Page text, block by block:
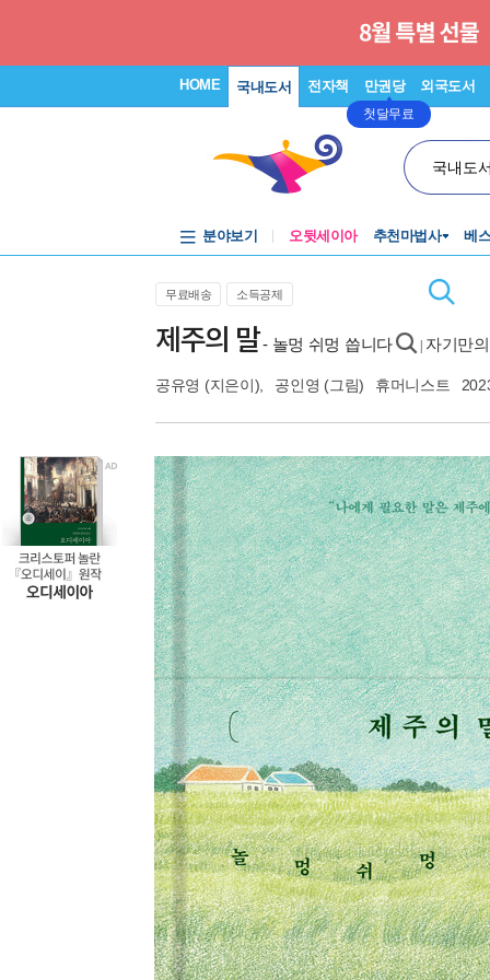
HOME 국내도서 전자책 만권당
첫달무료
외국도서
국내도
분야보기 오뒷세이아 추천마법사 베
무료배송 소득공제
제주의 말- 놀멍 쉬멍 씁니다 자기만
공유영 (지은이), 공인영 (그림) 휴머니스트